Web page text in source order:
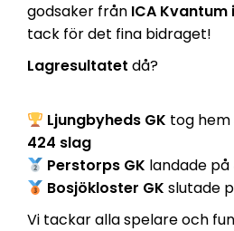
godsaker från ICA Kvantum
tack för det fina bidraget!
Lagresultatet då?
Ljungbyheds GK tog
424 slag
Perstorps GK landade på
Bosjökloster GK slutade
Vi tackar alla spelare och